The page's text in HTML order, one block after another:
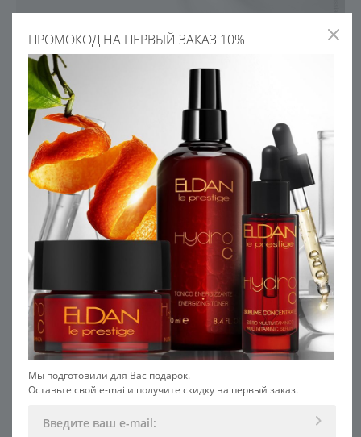
Миф №3. Многие думают, что если
прекратить загорать после 35 лет, то
можно сохранить кожу здоровой и
молодой.
Солнечные лучи вредны для кожи в любом
возрасте!
В результате злоупотребления солнцем в
клетках кожи накапливаются изменения –
мутации, которые дадут о себе знать, как
минимум, нарушениями обмена,
нежелательной пигментацией, выраженной
сухостью и сеткой морщин, а как максимум –
опухолями кожи.
Самое важное средство против старения в
вашем арсенале – современныйкрем с SPF
факторомне ниже 30, а лучше 50,
содержащий комплексные фильтры UVA/UVB и
антиоксиданты.
ПРОМОКОД НА ПЕРВЫЙ ЗАКАЗ 10%
Мы подготовили для Вас подарок.
Оставьте свой e-mai и получите скидку на первый заказ.